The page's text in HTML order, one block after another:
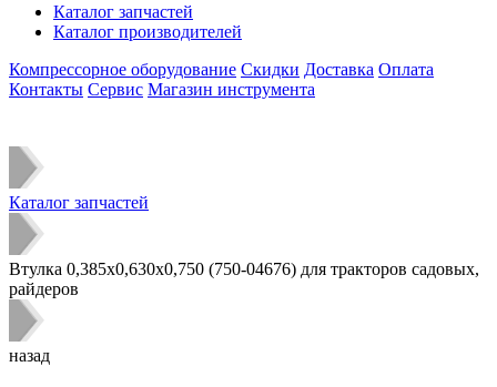
Каталог запчастей
Каталог производителей
Компрессорное оборудование Скидки Доставка Оплата
Контакты Сервис Магазин инструмента
Каталог запчастей
Втулка 0,385x0,630х0,750 (750-04676) для тракторов садовых,
райдеров
назад